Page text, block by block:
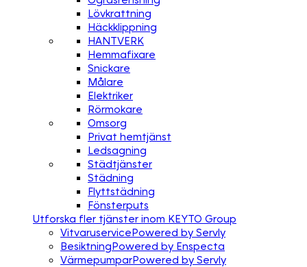
Lövkrattning
Häckklippning
HANTVERK
Hemmafixare
Snickare
Målare
Elektriker
Rörmokare
Omsorg
Privat hemtjänst
Ledsagning
Städtjänster
Städning
Flyttstädning
Fönsterputs
Utforska fler tjänster inom KEYTO Group
VitvaruservicePowered by Servly
BesiktningPowered by Enspecta
VärmepumparPowered by Servly